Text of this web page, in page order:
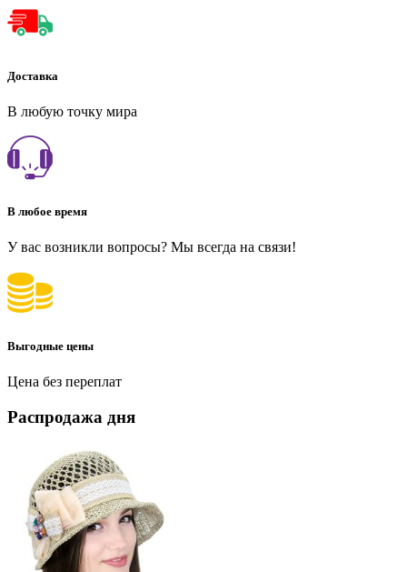
Доставка
В любую точку мира
В любое время
У вас возникли вопросы? Мы всегда на связи!
Выгодные цены
Цена без переплат
Распродажа дня